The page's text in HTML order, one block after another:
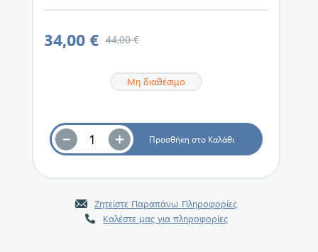
34,00 € 44,00 €
Μη διαθέσιμο
Ζητείστε Παραπάνω Πληροφορίες
Καλέστε μας για πληροφορίες